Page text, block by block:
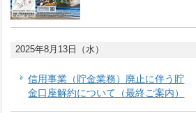
2025年8月13日（水）
信用事業（貯金業務）廃止に伴う貯
金口座解約について（最終ご案内）